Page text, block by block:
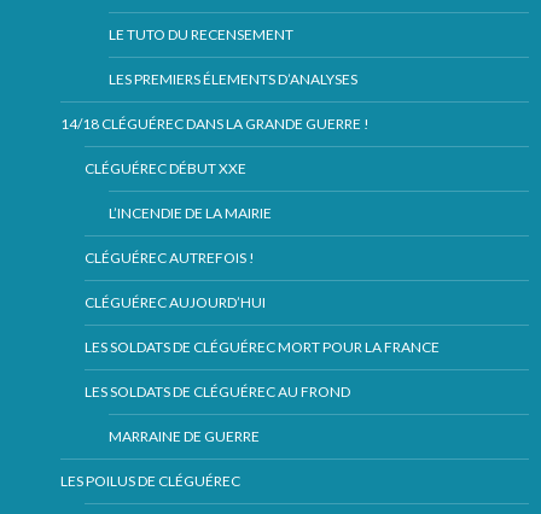
LE TUTO DU RECENSEMENT
LES PREMIERS ÉLEMENTS D’ANALYSES
14/18 CLÉGUÉREC DANS LA GRANDE GUERRE !
CLÉGUÉREC DÉBUT XXE
L’INCENDIE DE LA MAIRIE
CLÉGUÉREC AUTREFOIS !
CLÉGUÉREC AUJOURD’HUI
LES SOLDATS DE CLÉGUÉREC MORT POUR LA FRANCE
LES SOLDATS DE CLÉGUÉREC AU FROND
MARRAINE DE GUERRE
LES POILUS DE CLÉGUÉREC